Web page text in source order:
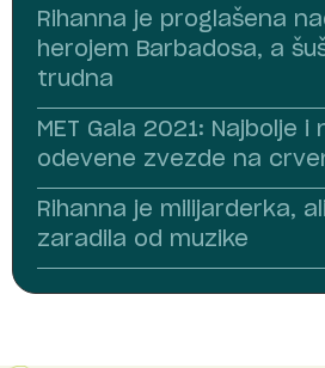
Rihanna je proglašena
herojem Barbadosa, a
trudna
MET Gala 2021: Najbolje i
odevene zvezde na
Rihanna je milijarderka,
zaradila od muzike